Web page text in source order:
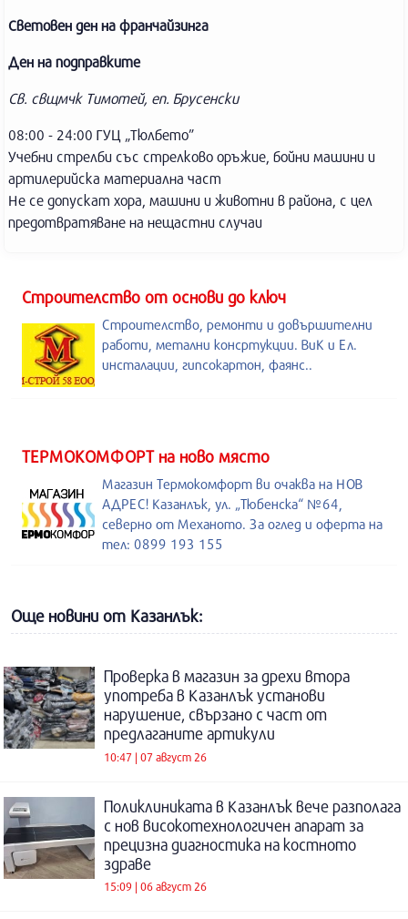
Световен ден на франчайзинга
Ден на подправките
Св. свщмчк Тимотей, еп. Брусенски
08:00 - 24:00 ГУЦ „Тюлбето”
Учебни стрелби със стрелково оръжие, бойни машини и
артилерийска материална част
Не се допускат хора, машини и животни в района, с цел
предотвратяване на нещастни случаи
Строителство от основи до ключ
Строителство, ремонти и довършителни
работи, метални консртукции. ВиК и Ел.
инсталации, гипсокартон, фаянс..
ТЕРМОКОМФОРТ на ново място
Магазин Термокомфорт ви очаква на НОВ
АДРЕС! Казанлък, ул. „Тюбенска“ №64,
северно от Механото. За оглед и оферта на
тел: 0899 193 155
Още новини от Казанлък:
Проверка в магазин за дрехи втора
употреба в Казанлък установи
нарушение, свързано с част от
предлаганите артикули
10:47 | 07 август 26
Поликлиниката в Казанлък вече разполага
с нов високотехнологичен апарат за
прецизна диагностика на костното
здраве
15:09 | 06 август 26